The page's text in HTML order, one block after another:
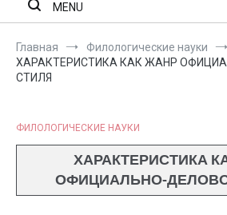
MENU
Главная
Филологические науки
ХАРАКТЕРИСТИКА КАК ЖАНР
СТИЛЯ
ФИЛОЛОГИЧЕСКИЕ НАУКИ
ХАРАКТЕРИСТИКА
ОФИЦИАЛЬНО-